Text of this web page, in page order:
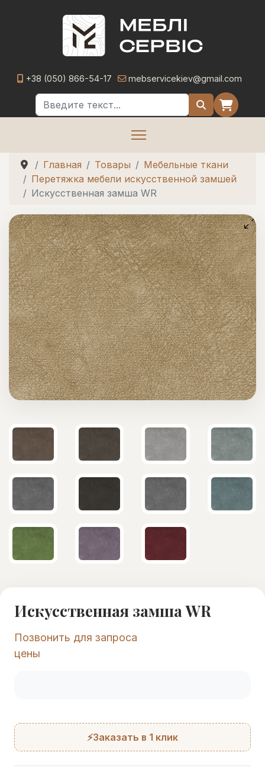
+38 (050) 866-54-17 mebservicekiev@gmail.com
Поиск
Главная Товары
Мебельные ткани
Перетяжка мебели искусственной замшей
Искусственная замша WR
Искусственная замша WR
Позвонить для запроса
цены
⚡Заказать в 1 клик